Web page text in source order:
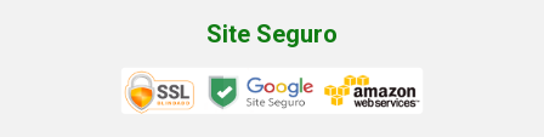
Site Seguro